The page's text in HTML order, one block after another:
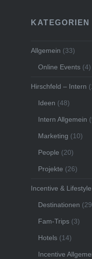
KATEGORIEN
Allgemein (33)
Online Events(4)
Hirschfeld – Intern
Ideen (48)
Intern Allgemein
Marketing (10)
People (20)
Projekte (26)
Incentive & Lifestyle
Destinationen
Fam-Trips(3)
Hotels(14)
Incentive